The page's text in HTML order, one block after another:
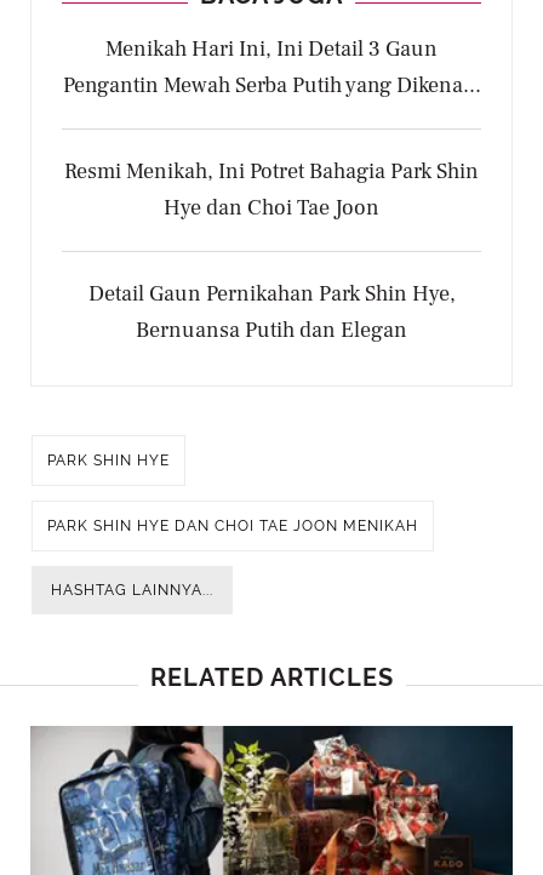
Menikah Hari Ini, Ini Detail 3 Gaun
Pengantin Mewah Serba Putih yang Dikena...
Resmi Menikah, Ini Potret Bahagia Park Shin
Hye dan Choi Tae Joon
Detail Gaun Pernikahan Park Shin Hye,
Bernuansa Putih dan Elegan
PARK SHIN HYE
PARK SHIN HYE DAN CHOI TAE JOON MENIKAH
HASHTAG LAINNYA...
RELATED ARTICLES